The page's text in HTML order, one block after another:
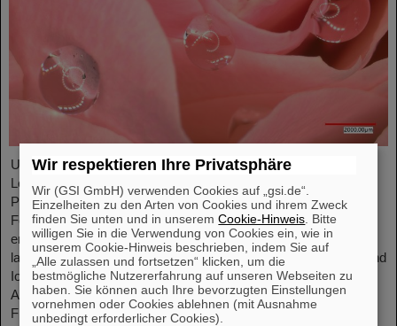
Unter Führung von Professorin María Eugenia Toimil-Molares,
Leiterin der Abteilung Materialforschung von GSI/FAIR und
Professorin an der Technischen Universität Darmstadt, hat ein
Forschungsteam neuartige Oberflächen aus Goldnanodrähten
entwickelt, deren Benetzungsverhalten sich gezielt steuern
lassen. Diese Materialien, hergestellt durch Elektrodeposition und
Ionenspur-Nanotechnologie, eröffnen neue Perspektiven für
Anwendungen in mikrofluidischen Geräten, im
Flüssigkeitstransport und in der…
Wir respektieren Ihre Privatsphäre
Wir (GSI GmbH) verwenden Cookies auf „gsi.de“.
Einzelheiten zu den Arten von Cookies und ihrem Zweck
finden Sie unten und in unseremCookie-Hinweis . Bitte
willigen Sie in die Verwendung von Cookies ein, wie in
unserem Cookie-Hinweis beschrieben, indem Sie auf
„Alle zulassen und fortsetzen“ klicken, um die
bestmögliche Nutzererfahrung auf unseren Webseiten zu
haben. Sie können auch Ihre bevorzugten Einstellungen
vornehmen oder Cookies ablehnen (mit Ausnahme
unbedingt erforderlicher Cookies).